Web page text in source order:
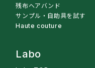
残布ヘアバンド
サンプル・自助具を試す
Haute couture
Labo